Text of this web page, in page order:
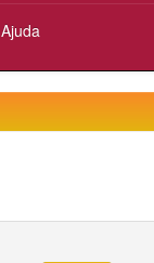
Ajuda